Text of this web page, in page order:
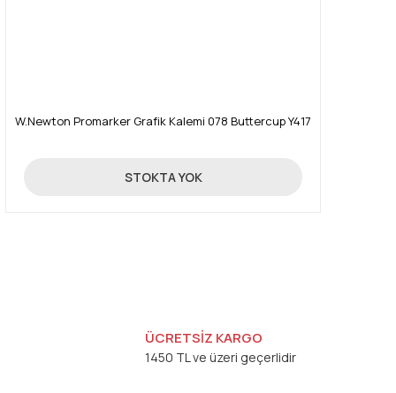
W.Newton Promarker Grafik Kalemi 078 Buttercup Y417
19,90 TL
STOKTA YOK
ÜCRETSİZ KARGO
1450 TL ve üzeri geçerlidir